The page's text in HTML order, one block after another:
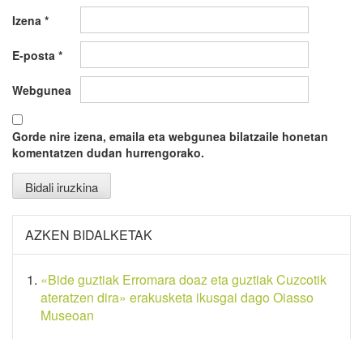
Izena *
E-posta *
Webgunea
Gorde nire izena, emaila eta webgunea bilatzaile honetan
komentatzen dudan hurrengorako.
AZKEN BIDALKETAK
«Bide guztiak Erromara doaz eta guztiak Cuzcotik
ateratzen dira» erakusketa ikusgai dago Oiasso
Museoan